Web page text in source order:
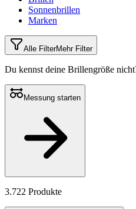
Sonnenbrillen
Marken
Alle FilterMehr Filter
Du kennst deine Brillengröße
Messung starten
3.722 Produkte